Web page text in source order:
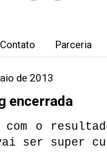
Contato Parceria
de 2013
encerrada
o
ser super